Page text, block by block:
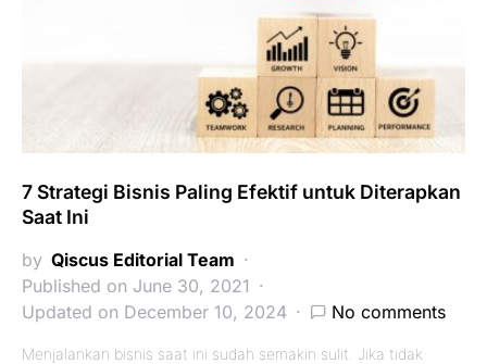
7 Strategi Bisnis Paling Efektif untuk Diterapkan
Saat Ini
by Qiscus Editorial Team
Published on June 30, 2021
Updated on December 10, 2024
No comments
Menjalankan bisnis saat ini sudah semakin sulit. Jika tidak